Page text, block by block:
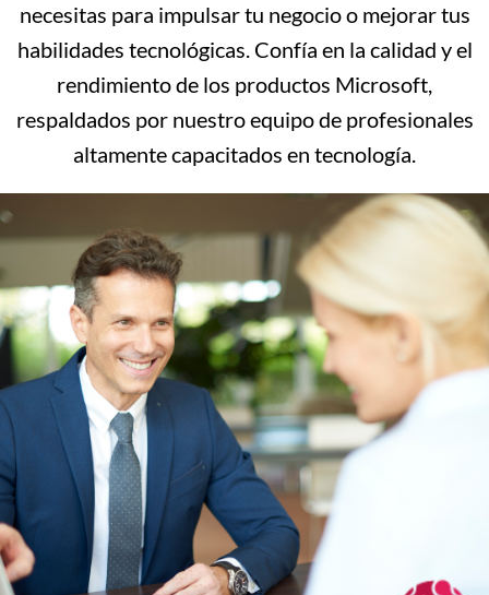
necesitas para impulsar tu negocio o mejorar tus
habilidades tecnológicas. Confía en la calidad y el
rendimiento de los productos Microsoft,
respaldados por nuestro equipo de profesionales
altamente capacitados en tecnología.